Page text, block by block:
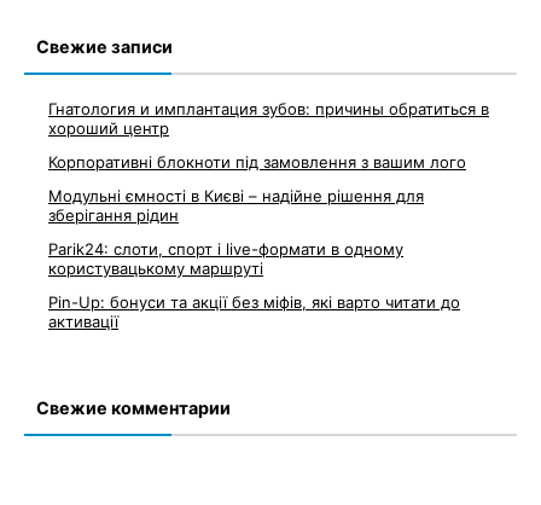
Свежие записи
Гнатология и имплантация зубов: причины обратиться в
хороший центр
Корпоративні блокноти під замовлення з вашим лого
Модульні ємності в Києві – надійне рішення для
зберігання рідин
Parik24: слоти, спорт і live-формати в одному
користувацькому маршруті
Pin-Up: бонуси та акції без міфів, які варто читати до
активації
Свежие комментарии